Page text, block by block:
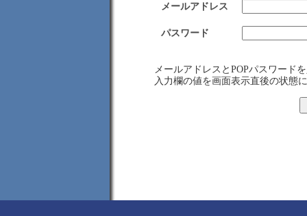
メールアドレス
パスワード
メールアドレスとPOPパスワード
入力欄の値を画面表示直後の状態